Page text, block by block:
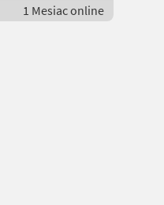
1 Mesiac online